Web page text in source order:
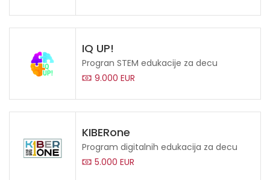
IQ UP!
Progran STEM edukacije za decu
9.000 EUR
KIBERone
Program digitalnih edukacija za decu
5.000 EUR